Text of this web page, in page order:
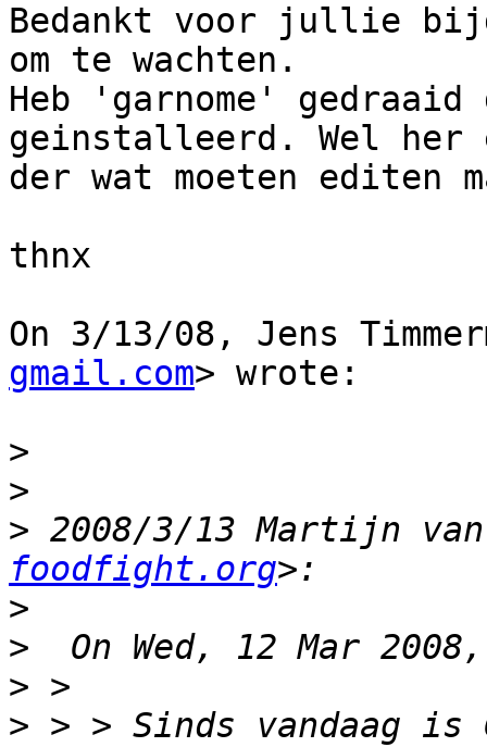
Bedankt voor jullie
om te wachten.
Heb 'garnome'
geinstalleerd. Wel her
der wat moeten editen
thnx
On 3/13/08, Jens
gmail.com> wrote:
>
>
> 2008/3/13 Martijn
foodfight.org
>
>
>
> > > Sinds vandaag is